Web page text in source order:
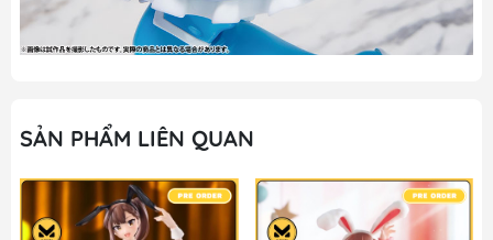
SẢN PHẨM LIÊN QUAN